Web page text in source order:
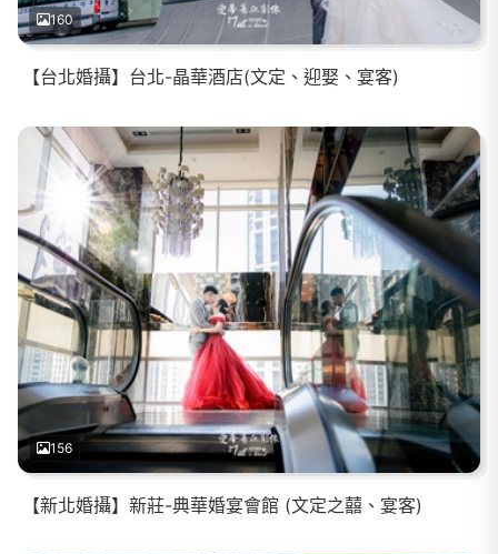
160
【台北婚攝】台北-晶華酒店(文定、迎娶、宴客)
156
【新北婚攝】新莊-典華婚宴會館 (文定之囍、宴客)